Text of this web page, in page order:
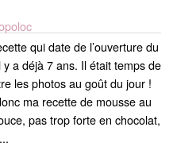
qui date de l’ouverture du
y a déjà 7 ans. Il était temps de
les photos au goût du jour !
ma recette de mousse au
pas trop forte en chocolat,